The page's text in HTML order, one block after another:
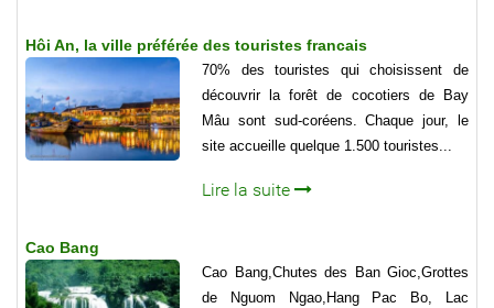
Hôi An, la ville préférée des touristes francais
70% des touristes qui choisissent de
découvrir la forêt de cocotiers de Bay
Mâu sont sud-coréens. Chaque jour, le
site accueille quelque 1.500 touristes...
Lire la suite
Cao Bang
Cao Bang,Chutes des Ban Gioc,Grottes
de Nguom Ngao,Hang Pac Bo, Lac